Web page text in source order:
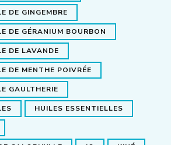
DE GINGEMBRE
DE GÉRANIUM BOURBON
DE LAVANDE
DE MENTHE POIVRÉE
GAULTHERIE
HUILES ESSENTIELLES